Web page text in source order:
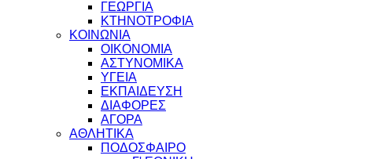
ΓΕΩΡΓΙΑ
ΚΤΗΝΟΤΡΟΦΙΑ
ΚΟΙΝΩΝΙΑ
ΟΙΚΟΝΟΜΙΑ
ΑΣΤΥΝΟΜΙΚΑ
ΥΓΕΙΑ
ΕΚΠΑΙΔΕΥΣΗ
ΔΙΑΦΟΡΕΣ
ΑΓΟΡΑ
ΑΘΛΗΤΙΚΑ
ΠΟΔΟΣΦΑΙΡΟ